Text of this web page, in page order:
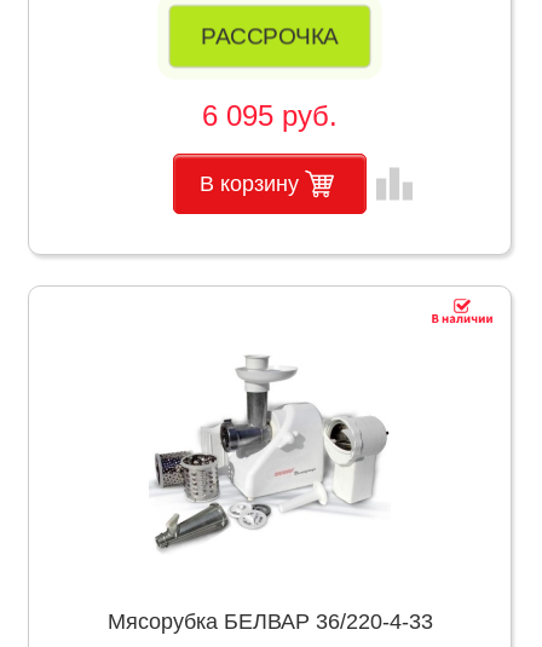
РАССРОЧКА
6 095 руб.
В корзину leaderboard
Мясорубка БЕЛВАР 36/220-4-33